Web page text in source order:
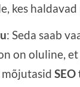
kes
: Seda saab
on oluline,
mõjutasid